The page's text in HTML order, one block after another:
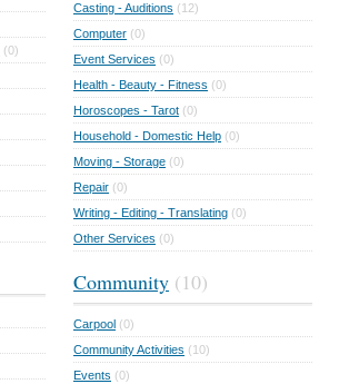
(0)
Casting - Auditions (12)
Computer (0)
Event Services (0)
Health - Beauty - Fitness (0)
Horoscopes - Tarot (0)
Household - Domestic Help (0)
Moving - Storage (0)
Repair (0)
Writing - Editing - Translating (0)
Other Services (0)
Community (10)
Carpool (0)
Community Activities (10)
Events (0)